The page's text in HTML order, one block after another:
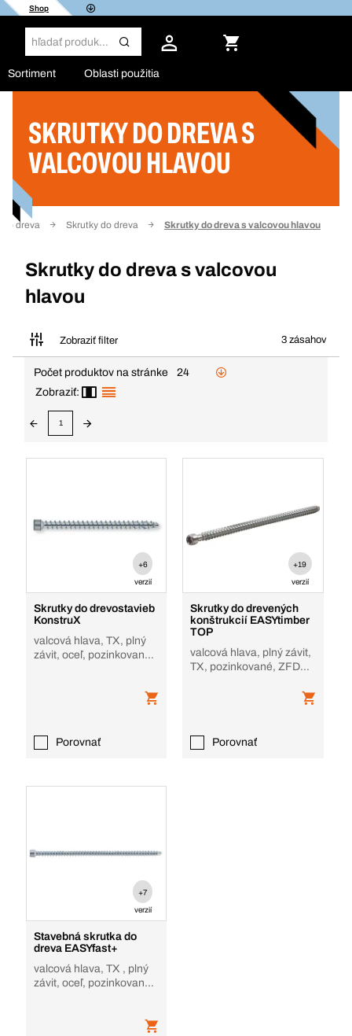
Shop
Sortiment Oblasti použitia
SKRUTKY DO DREVA S
VALCOVOU HLAVOU
do dreva Skrutky do dreva Skrutky do dreva s valcovou hlavou
Skrutky do dreva s valcovou
hlavou
Zobraziť filter 3 zásahov
Filter
Počet produktov na stránke
24
Zobraziť:
1
+6
verzií
Skrutky do drevostavieb
KonstruX
valcová hlava, TX, plný
závit, oceľ, pozinkované,
Porovnať
+19
verzií
Skrutky do drevených
konštrukcií EASYtimber
TOP
valcová hlava, plný závit,
TX, pozinkované, ZFD
Porovnať
+7
verzií
Stavebná skrutka do
dreva EASYfast+
valcová hlava, TX , plný
závit, oceľ, pozinkované,